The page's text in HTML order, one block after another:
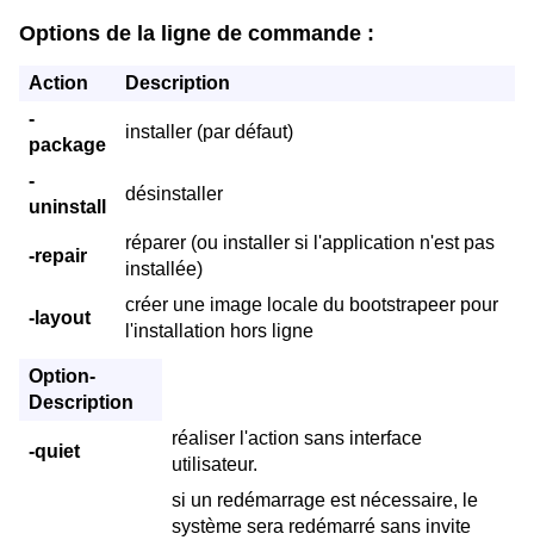
Options de la ligne de commande :
Action
Description
-
package
installer (par défaut)
-
uninstall
désinstaller
-repair
réparer (ou installer si l'application n'est pas
installée)
-layout
créer une image locale du bootstrapeer pour
l'installation hors ligne
Option-
Description
-quiet
réaliser l'action sans interface
utilisateur.
si un redémarrage est nécessaire, le
système sera redémarré sans invite